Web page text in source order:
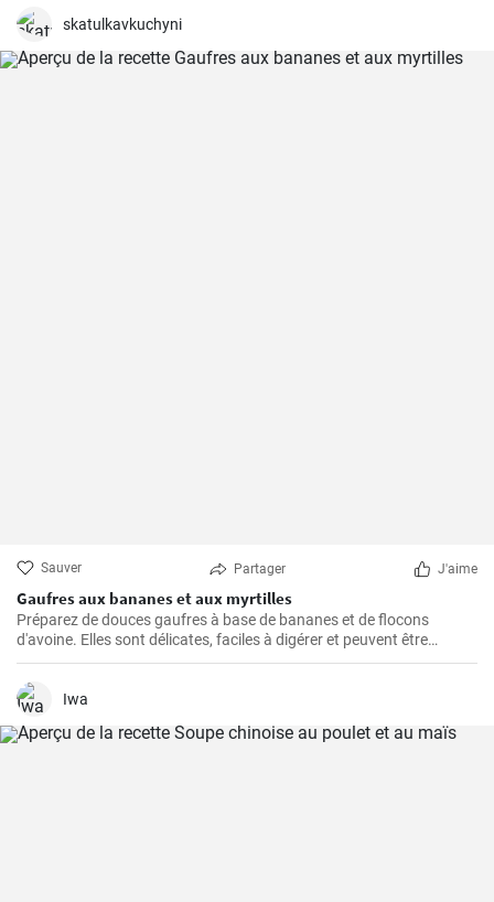
skatulkavkuchyni
Sauver Partager J'aime
Gaufres aux bananes et aux myrtilles
Préparez de douces gaufres à base de bananes et de flocons
d'avoine. Elles sont délicates, faciles à digérer et peuvent être
servies par exemple avec des myrtilles fraîches et du sirop de
myrtille.
Iwa